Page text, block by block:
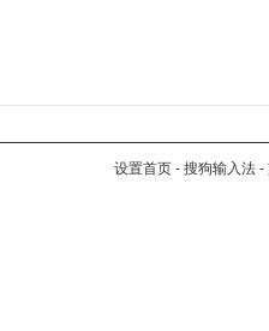
设置首页 - 搜狗输入法 -